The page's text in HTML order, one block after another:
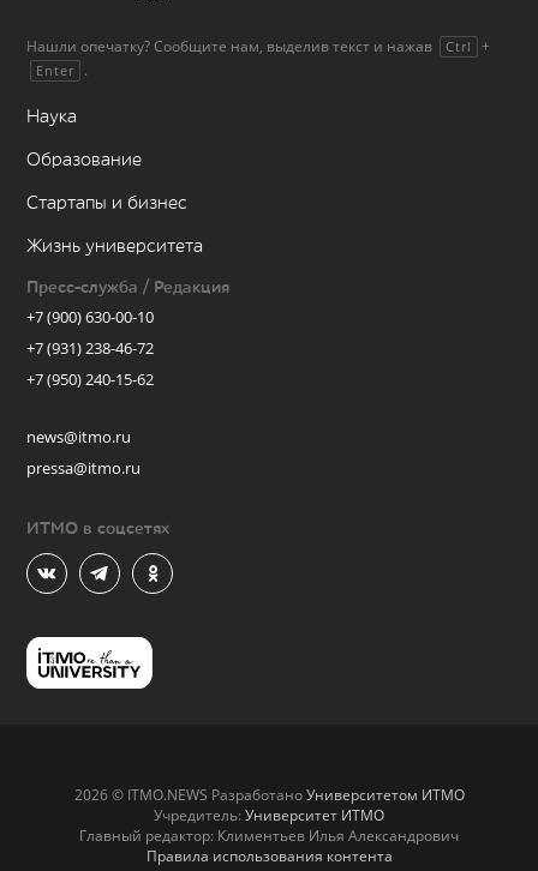
Нашли опечатку? Сообщите нам, выделив текст и нажав Ctrl +
Enter .
Наука
Образование
Стартапы и бизнес
Жизнь университета
Пресс-служба / Редакция
+7 (900) 630-00-10
+7 (931) 238-46-72
+7 (950) 240-15-62
news@itmo.ru
pressa@itmo.ru
ИТМО в соцсетях
2026 © ITMO.NEWS РазработаноУниверситетом ИТМО
Учредитель: Университет ИТМО
Главный редактор: Климентьев Илья Александрович
Правила использования контента